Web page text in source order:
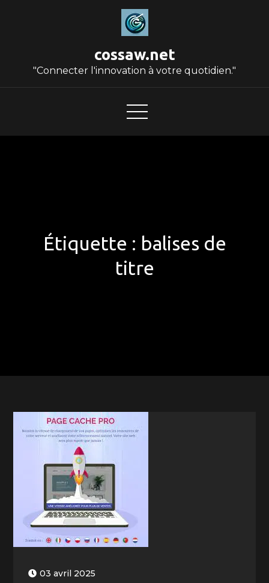
cossaw.net
"Connecter l'innovation à votre quotidien."
Étiquette : balises de
titre
03 avril 2025